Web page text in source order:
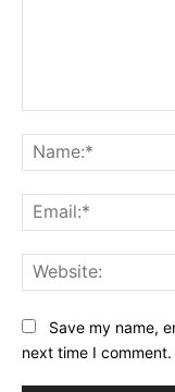
Save my name,
next time I comment.